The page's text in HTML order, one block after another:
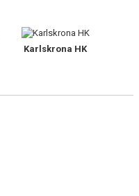
Karlskrona HK